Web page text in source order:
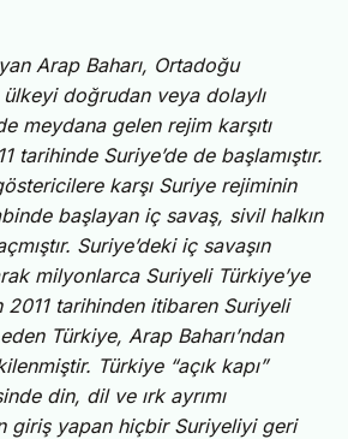
Arap Baharı, Ortadoğu
doğrudan veya dolaylı
meydana gelen rejim karşıtı
tarihinde Suriye’de de başlamıştır.
karşı Suriye rejiminin
başlayan iç savaş, sivil halkın
Suriye’deki iç savaşın
milyonlarca Suriyeli Türkiye’ye
tarihinden itibaren Suriyeli
Türkiye, Arap Baharı’ndan
Türkiye “açık kapı”
din, dil ve ırk ayrımı
giriş yapan hiçbir Suriyeliyi geri